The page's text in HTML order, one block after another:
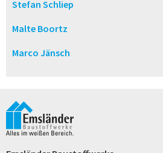
Stefan Schliep
Malte Boortz
Marco Jänsch